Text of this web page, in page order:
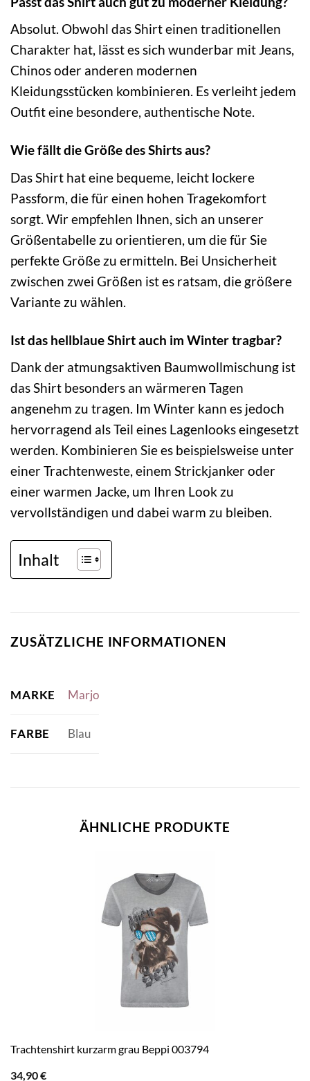
Absolut. Obwohl das Shirt einen traditionellen
Charakter hat, lässt es sich wunderbar mit Jeans,
Chinos oder anderen modernen
Kleidungsstücken kombinieren. Es verleiht jedem
Outfit eine besondere, authentische Note.
Wie fällt die Größe des Shirts aus?
Das Shirt hat eine bequeme, leicht lockere
Passform, die für einen hohen Tragekomfort
sorgt. Wir empfehlen Ihnen, sich an unserer
Größentabelle zu orientieren, um die für Sie
perfekte Größe zu ermitteln. Bei Unsicherheit
zwischen zwei Größen ist es ratsam, die größere
Variante zu wählen.
Ist das hellblaue Shirt auch im Winter tragbar?
Dank der atmungsaktiven Baumwollmischung ist
das Shirt besonders an wärmeren Tagen
angenehm zu tragen. Im Winter kann es jedoch
hervorragend als Teil eines Lagenlooks eingesetzt
werden. Kombinieren Sie es beispielsweise unter
einer Trachtenweste, einem Strickjanker oder
einer warmen Jacke, um Ihren Look zu
vervollständigen und dabei warm zu bleiben.
Inhalt
ZUSÄTZLICHE INFORMATIONEN
MARKE Marjo
FARBE Blau
ÄHNLICHE PRODUKTE
Trachtenshirt kurzarm grau Beppi 003794
34,90€